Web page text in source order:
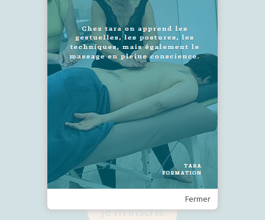
SUIVEZ-NOUS !
Recevez notre Newsletter
Je m'inscris
Fermer